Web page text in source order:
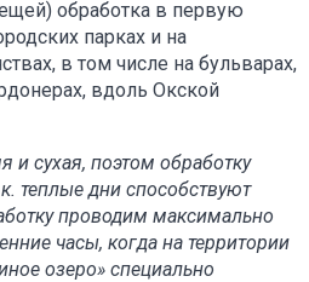
обработка в первую
парках и на
в том числе на бульварах,
вдоль Окской
и сухая, поэтом обработку
теплые дни способствуют
проводим максимально
часы, когда на территории
озеро» специально